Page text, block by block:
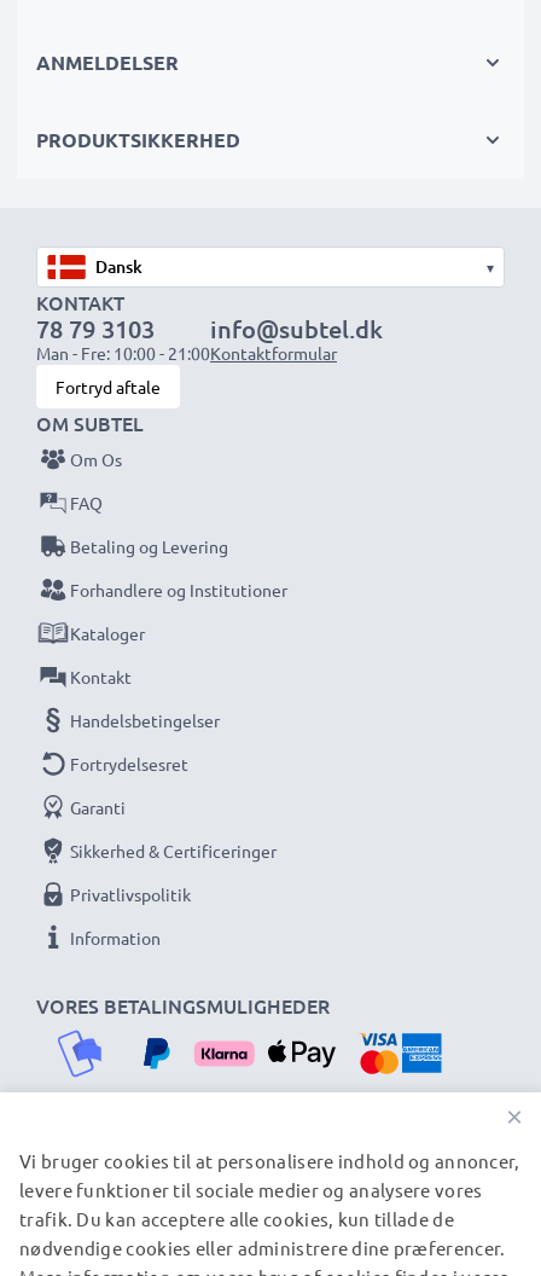
✔Holdbare materialer
1x 3000mAh batteri:
BEMÆRK: For optimal ydeevne og levetid, oplad dine
batterier fuldt før første brug.
Gå aldrig glip af et skud med denne smarte,
kompakte LCD-batterioplader fra CELLONIC.
Bestil nu med hurtig levering og 3 års garanti!
ANMELDELSER
PRODUKTSIKKERHED
▾
KONTAKT
78 79 3103
Man - Fre: 10:00 - 21:00
info@subtel.dk
Kontaktformular
Fortryd aftale
VORES BETALINGSMULIGHEDER
OM SUBTEL
Om Os
FAQ
Betaling og Levering
Forhandlere og Institutioner
Kataloger
Kontakt
Handelsbetingelser
Fortrydelsesret
Garanti
Sikkerhed & Certificeringer
Privatlivspolitik
Information
VORES FORSENDELSESPARTNERE
© subtel.dk 2026
×
Vi bruger cookies til at personalisere indhold og annoncer,
levere funktioner til sociale medier og analysere vores
trafik. Du kan acceptere alle cookies, kun tillade de
nødvendige cookies eller administrere dine præferencer.